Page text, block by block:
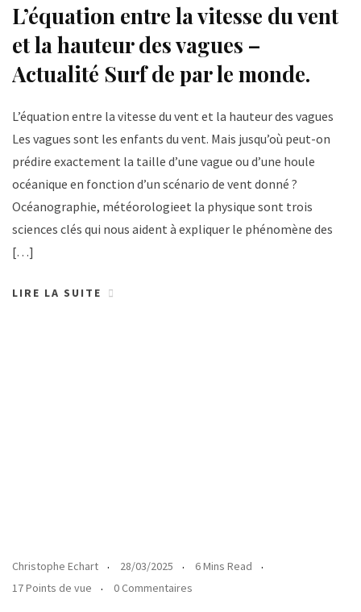
L’équation entre la vitesse du vent
et la hauteur des vagues –
Actualité Surf de par le monde.
L’équation entre la vitesse du vent et la hauteur des vagues
Les vagues sont les enfants du vent. Mais jusqu’où peut-on
prédire exactement la taille d’une vague ou d’une houle
océanique en fonction d’un scénario de vent donné ?
Océanographie, météorologieet la physique sont trois
sciences clés qui nous aident à expliquer le phénomène des
[…]
LIRE LA SUITE
Christophe Echart 28/03/2025
6 Mins Read
17 Points de vue
0 Commentaires